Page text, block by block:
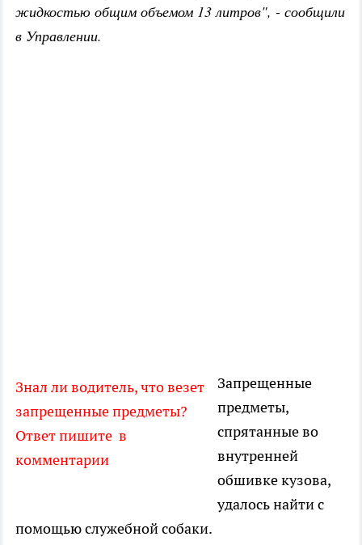
жидкостью общим объемом 13 литров", - сообщили
в Управлении.
Знал ли водитель, что везет
запрещенные предметы?
Ответ пишите в
комментарии
Запрещенные
предметы,
спрятанные во
внутренней
обшивке кузова,
удалось найти с
помощью служебной собаки.